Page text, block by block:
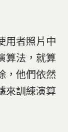
用者照片中
算法，就算
，他們依然
來訓練演算